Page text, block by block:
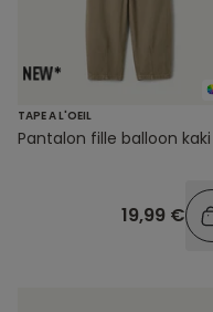
TAPE A L'OEIL
Pantalon fille balloon kaki
19,99 €